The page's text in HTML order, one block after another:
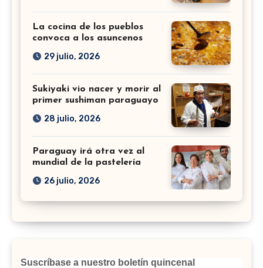
La cocina de los pueblos
convoca a los asuncenos
29 julio, 2026
Sukiyaki vio nacer y morir al
primer sushiman paraguayo
28 julio, 2026
Paraguay irá otra vez al
mundial de la pastelería
26 julio, 2026
Suscríbase a nuestro boletín quincenal